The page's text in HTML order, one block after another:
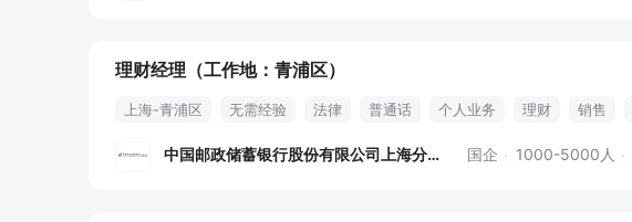
理财经理（工作地：青浦区）
上海-青浦区 无需经验 法律 普通话 个人业务 理财 销售
中国邮政储蓄银行股份有限公司上海分行 国企 1000-5000人